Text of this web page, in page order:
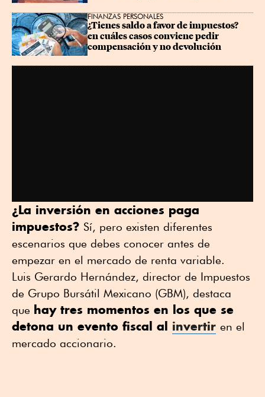
FINANZAS PERSONALES
¿Tienes saldo a favor de impuestos?
en cuáles casos conviene pedir
compensación y no devolución
¿La inversión en acciones paga
impuestos? Sí, pero existen diferentes
escenarios que debes conocer antes de
empezar en el mercado de renta variable.
Luis Gerardo Hernández, director de Impuestos
de Grupo Bursátil Mexicano (GBM), destaca
que hay tres momentos en los que se
detona un evento fiscal al invertir en el
mercado accionario.